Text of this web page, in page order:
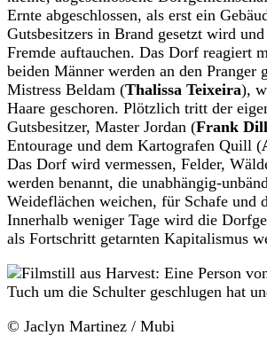
Ernte abgeschlossen, als erst ein
Gutsbesitzers in Brand gesetzt wird
Fremde auftauchen. Das Dorf reagiert
beiden Männer werden an den Pranger
Mistress Beldam (Thalissa Teixeira),
Haare geschoren. Plötzlich tritt der
Gutsbesitzer, Master Jordan (Frank
Entourage und dem Kartografen Quill (
Das Dorf wird vermessen, Felder,
werden benannt, die unabhängig-
Weideflächen weichen, für Schafe und
Innerhalb weniger Tage wird die
als Fortschritt getarnten Kapitalismus
© Jaclyn Martinez / Mubi